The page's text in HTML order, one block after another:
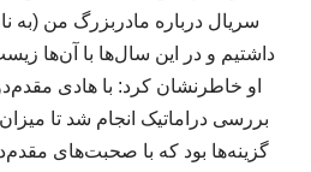
سریال درباره مادربزرگ من (به
داشتیم و در این سال‌ها با آن‌ها
او خاطرنشان کرد: با هادی
بررسی دراماتیک انجام شد تا
گزینه‌ها بود که با صحبت‌های